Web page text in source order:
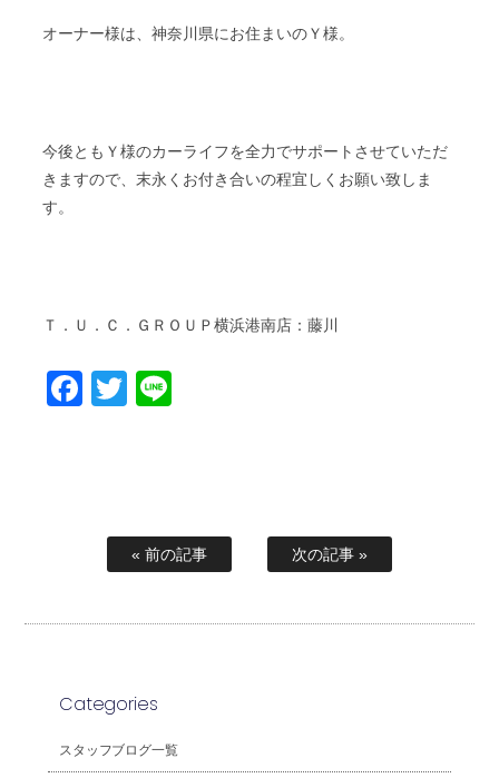
オーナー様は、神奈川県にお住まいのＹ様。
今後ともＹ様のカーライフを全力でサポートさせていただ
きますので、末永くお付き合いの程宜しくお願い致しま
す。
Ｔ．Ｕ．Ｃ．ＧＲＯＵＰ横浜港南店：藤川
Facebook
Twitter
« 前の記事 次の記事 »
Categories
スタッフブログ一覧